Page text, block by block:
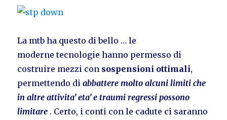
La mtb ha questo di bello … le
moderne tecnologie hanno permesso di
costruire mezzi con sospensioni ottimali,
permettendo di abbattere molto alcuni limiti che
in altre attivita’ eta’ e traumi regressi possono
limitare . Certo, i conti con le cadute ci saranno